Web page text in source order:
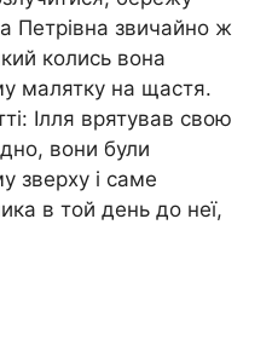
Петрівна звичайно ж
колись вона
малятку на щастя.
Ілля врятував свою
вони були
зверху і саме
в той день до неї,